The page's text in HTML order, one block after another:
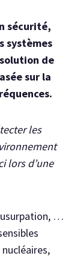
sécurité,
systèmes
de
sur la
les
lors d’une
usurpation, …